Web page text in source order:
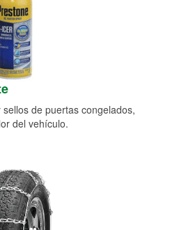
de puertas congelados,
del vehículo.